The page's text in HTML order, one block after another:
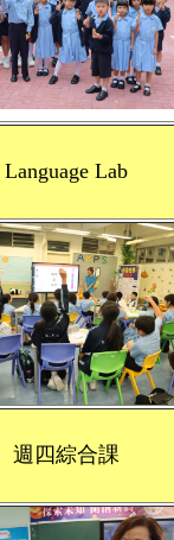
Language Lab
週四綜合課